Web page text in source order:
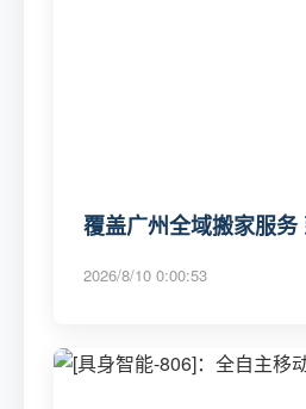
覆盖广州全域搬家服
2026/8/10 0:00:53